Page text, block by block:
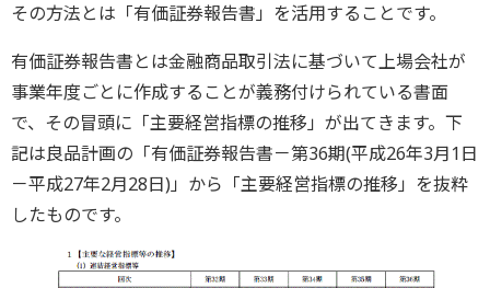
その方法とは「有価証券報告書」を活用することです。
有価証券報告書とは金融商品取引法に基づいて上場会社が
事業年度ごとに作成することが義務付けられている書面
で、その冒頭に「主要経営指標の推移」が出てきます。下
記は良品計画の「有価証券報告書－第36期(平成26年3月1日
－平成27年2月28日)」から「主要経営指標の推移」を抜粋
したものです。